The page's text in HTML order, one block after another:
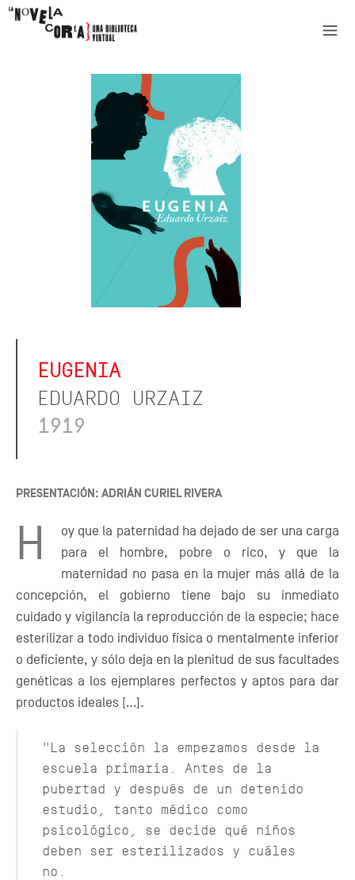
EUGENIA
EDUARDO URZAIZ
1919
PRESENTACIÓN: ADRIÁN CURIEL RIVERA
H
oy que la paternidad ha dejado de ser una carga
para el hombre, pobre o rico, y que la
maternidad no pasa en la mujer más allá de la
concepción, el gobierno tiene bajo su inmediato
cuidado y vigilancia la reproducción de la especie; hace
esterilizar a todo individuo física o mentalmente inferior
o deficiente, y sólo deja en la plenitud de sus facultades
genéticas a los ejemplares perfectos y aptos para dar
productos ideales […].
"La selección la empezamos desde la
escuela primaria. Antes de la
pubertad y después de un detenido
estudio, tanto médico como
psicológico, se decide qué niños
deben ser esterilizados y cuáles
no.